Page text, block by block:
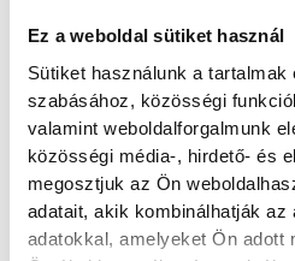
Ez a weboldal sütiket használ
Sütiket használunk a
szabásához, közösségi
valamint weboldalforgalmunk
közösségi média-, hirdető- és
megosztjuk az Ön
adatait, akik kombinálhatják az
adatokkal, amelyeket Ön adott
advent
SZERZŐ
vehir.hu